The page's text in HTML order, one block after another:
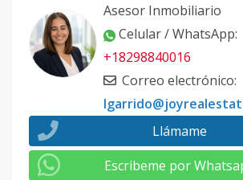
Asesor Inmobiliario
Celular / WhatsApp:
+18298840016
Correo electrónico:
Llámame
Escribeme por